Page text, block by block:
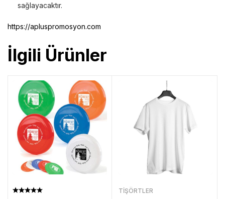
sağlayacaktır.
https://apluspromosyon.com
İlgili Ürünler
TIŞÖRTLER